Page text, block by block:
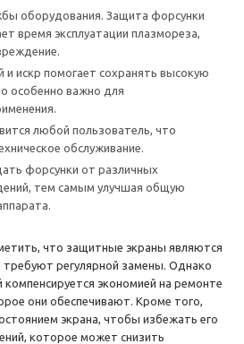
оборудования. Защита форсунки
время эксплуатации плазмореза,
и искр помогает сохранять высокую
особенно важно для
любой пользователь, что
обслуживание.
форсунки от различных
тем самым улучшая общую
что защитные экраны являются
регулярной замены. Однако
компенсируется экономией на ремонте
они обеспечивают. Кроме того,
экрана, чтобы избежать его
которое может снизить